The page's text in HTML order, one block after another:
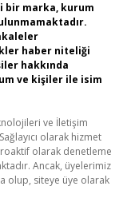
bir marka, kurum
haber niteliği
hakkında
ve kişiler ile isim
ve İletişim
olarak hizmet
olarak denetleme
Ancak, üyelerimiz
olup, siteye üye olarak